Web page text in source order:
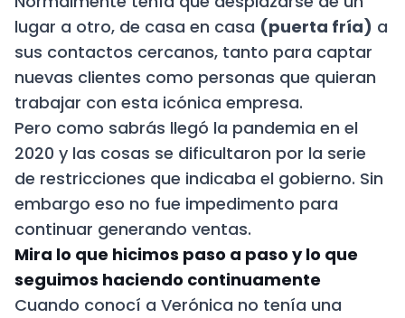
lugar a otro, de casa en casa (puerta fría) a
sus contactos cercanos, tanto para captar
nuevas clientes como personas que quieran
trabajar con esta icónica empresa.
Pero como sabrás llegó la pandemia en el
2020 y las cosas se dificultaron por la serie
de restricciones que indicaba el gobierno. Sin
embargo eso no fue impedimento para
continuar generando ventas.
Mira lo que hicimos paso a paso y lo que
seguimos haciendo continuamente
Cuando conocí a Verónica no tenía una